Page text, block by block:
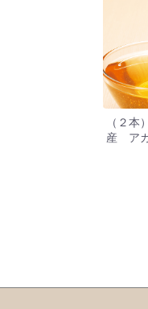
（２本
産 ア